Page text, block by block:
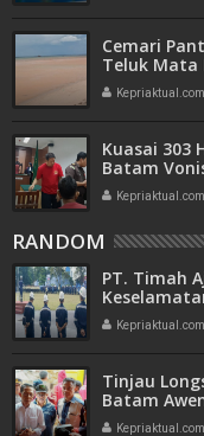
Cemari
Teluk Mata
Amdal
Kepriaktual.com
Kuasai 303
Batam
Kepriaktual.com
RANDOM
PT. Timah
Kepriaktual.com
Tinjau
Batam
Sungkawa
Kepriaktual.com